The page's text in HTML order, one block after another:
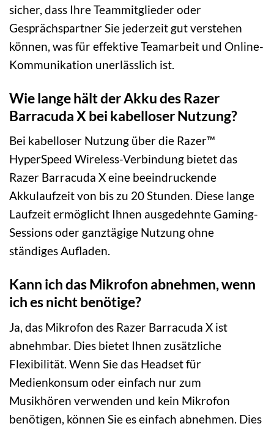
sicher, dass Ihre Teammitglieder oder
Gesprächspartner Sie jederzeit gut verstehen
können, was für effektive Teamarbeit und Online-
Kommunikation unerlässlich ist.
Wie lange hält der Akku des Razer
Barracuda X bei kabelloser Nutzung?
Bei kabelloser Nutzung über die Razer™
HyperSpeed Wireless-Verbindung bietet das
Razer Barracuda X eine beeindruckende
Akkulaufzeit von bis zu 20 Stunden. Diese lange
Laufzeit ermöglicht Ihnen ausgedehnte Gaming-
Sessions oder ganztägige Nutzung ohne
ständiges Aufladen.
Kann ich das Mikrofon abnehmen, wenn
ich es nicht benötige?
Ja, das Mikrofon des Razer Barracuda X ist
abnehmbar. Dies bietet Ihnen zusätzliche
Flexibilität. Wenn Sie das Headset für
Medienkonsum oder einfach nur zum
Musikhören verwenden und kein Mikrofon
benötigen, können Sie es einfach abnehmen. Dies